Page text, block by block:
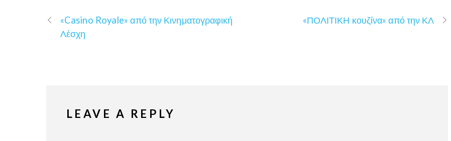
«Casino Royale» από την Κινηματογραφική
Λέσχη
«ΠΟΛΙΤΙΚΗ κουζίνα» από την ΚΛ
LEAVE A REPLY